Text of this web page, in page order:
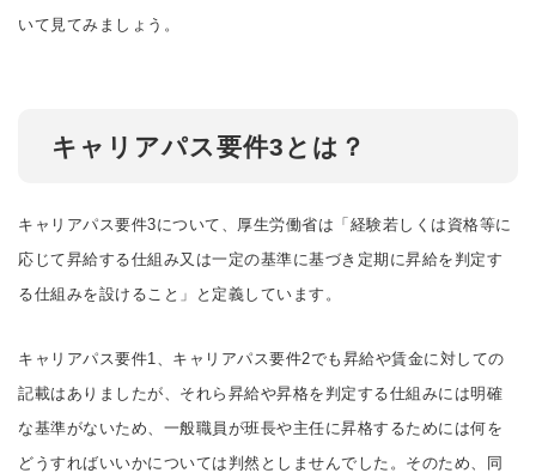
いて見てみましょう。
キャリアパス要件3とは？
キャリアパス要件3について、厚生労働省は「経験若しくは資格等に
応じて昇給する仕組み又は一定の基準に基づき定期に昇給を判定す
る仕組みを設けること」と定義しています。
キャリアパス要件1、キャリアパス要件2でも昇給や賃金に対しての
記載はありましたが、それら昇給や昇格を判定する仕組みには明確
な基準がないため、一般職員が班長や主任に昇格するためには何を
どうすればいいかについては判然としませんでした。そのため、同